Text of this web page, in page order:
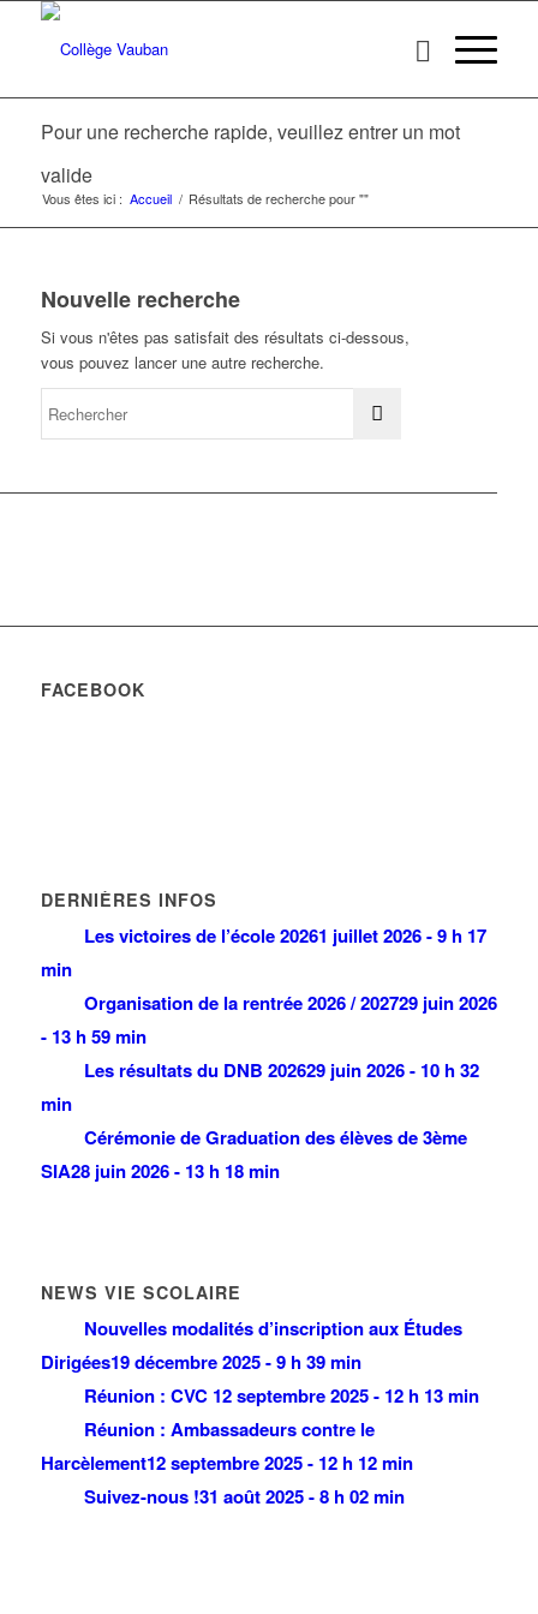
Pour une recherche rapide, veuillez entrer un mot
valide
Vous êtes ici : Accueil / Résultats de recherche pour ""
Nouvelle recherche
Si vous n'êtes pas satisfait des résultats ci-dessous,
vous pouvez lancer une autre recherche.
FACEBOOK
DERNIÈRES INFOS
Les victoires de l’école 20261 juillet 2026 - 9 h 17
min
Organisation de la rentrée 2026 / 202729 juin 2026
- 13 h 59 min
Les résultats du DNB 202629 juin 2026 - 10 h 32
min
Cérémonie de Graduation des élèves de 3ème
SIA28 juin 2026 - 13 h 18 min
NEWS VIE SCOLAIRE
Nouvelles modalités d’inscription aux Études
Dirigées19 décembre 2025 - 9 h 39 min
Réunion : CVC 12 septembre 2025 - 12 h 13 min
Réunion : Ambassadeurs contre le
Harcèlement12 septembre 2025 - 12 h 12 min
Suivez-nous !31 août 2025 - 8 h 02 min